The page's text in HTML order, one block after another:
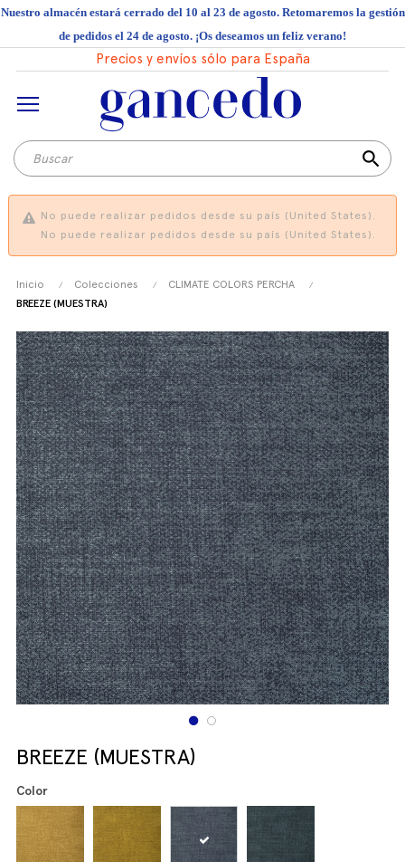
Nuestro almacén estará cerrado del 10 al 23 de agosto. Retomaremos la gestión
de pedidos el 24 de agosto. ¡Os deseamos un feliz verano!
Precios y envíos sólo para España
search
No puede realizar pedidos desde su país (United States).
No puede realizar pedidos desde su país (United States).
Inicio Colecciones
CLIMATE COLORS PERCHA
BREEZE (MUESTRA)
BREEZE (MUESTRA)
Color